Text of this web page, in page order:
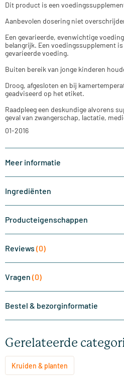
Dit product is een
Aanbevolen dosering niet
Een gevarieerde, evenwichtige
belangrijk. Een voedingssupplement
gevarieerde voeding.
Buiten bereik van jonge kinderen
Droog, afgesloten en bij
geadviseerd op het etiket.
Raadpleeg een deskundige alvorens
geval van zwangerschap, lactatie,
01-2016
Meer informatie
Ingrediënten
Producteigenschappen
Reviews (0)
Vragen (0)
Bestel & bezorginformatie
Gerelateerde
Kruiden & planten